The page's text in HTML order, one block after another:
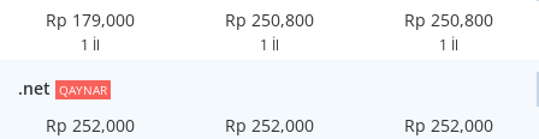
Rp 179,000
1 İl
Rp 250,800
1 İl
Rp 250,800
1 İl
.net QAYNAR
Rp 252,000 Rp 252,000 Rp 252,000